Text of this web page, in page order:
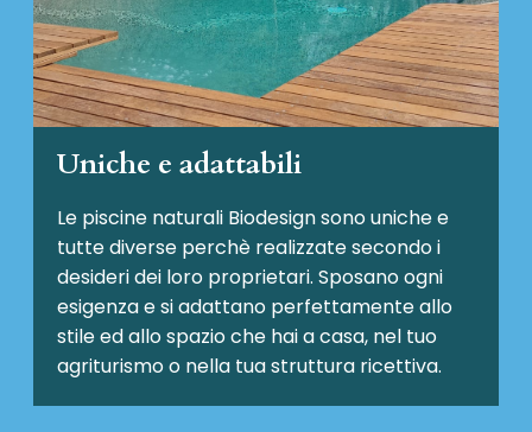
Uniche e adattabili
Le piscine naturali Biodesignsono uniche e
tutte diverse perchè realizzate secondo i
desideri dei loro proprietari. Sposano ogni
esigenza e si adattano perfettamente allo
stile ed allo spazio che hai a casa, nel tuo
agriturismo o nella tua struttura ricettiva.